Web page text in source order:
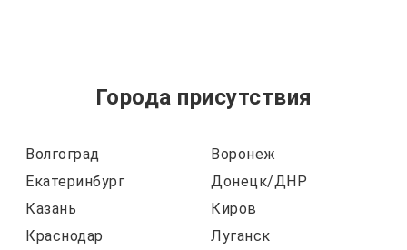
Города присутствия
Волгоград
Воронеж
Екатеринбург
Донецк/ДНР
Казань
Киров
Краснодар
Луганск